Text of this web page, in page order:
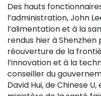
Des hauts
l’administration, John
l’alimentation et à la
rendus hier à Shenzhen
réouverture de la
l’innovation et à la
conseiller du
David Hui, de Chinese